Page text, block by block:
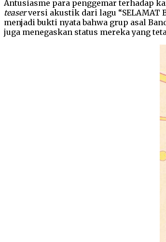
Antusiasme para penggemar terhadap
teaserversi akustik dari lagu “SELAMAT
menjadi bukti nyata bahwa grup asal
juga menegaskan status mereka yang